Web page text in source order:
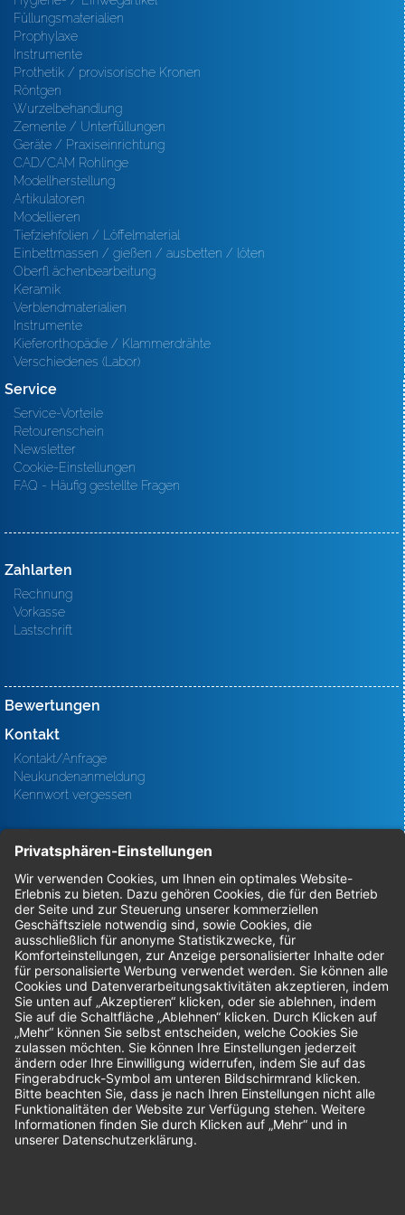
Füllungsmaterialien
Prophylaxe
Instrumente
Prothetik / provisorische Kronen
Röntgen
Wurzelbehandlung
Zemente / Unterfüllungen
Geräte / Praxiseinrichtung
CAD/CAM Rohlinge
Modellherstellung
Artikulatoren
Modellieren
Tiefziehfolien / Löffelmaterial
Einbettmassen / gießen / ausbetten / löten
Oberfl ächenbearbeitung
Keramik
Verblendmaterialien
Instrumente
Kieferorthopädie / Klammerdrähte
Verschiedenes (Labor)
Service
Service-Vorteile
Retourenschein
Newsletter
Cookie-Einstellungen
FAQ - Häufig gestellte Fragen
Zahlarten
Rechnung
Vorkasse
Lastschrift
Bewertungen
Kontakt
Kontakt/Anfrage
Neukundenanmeldung
Kennwort vergessen
Bestellungen
Sendung verfolgen
Geprüfter Shop